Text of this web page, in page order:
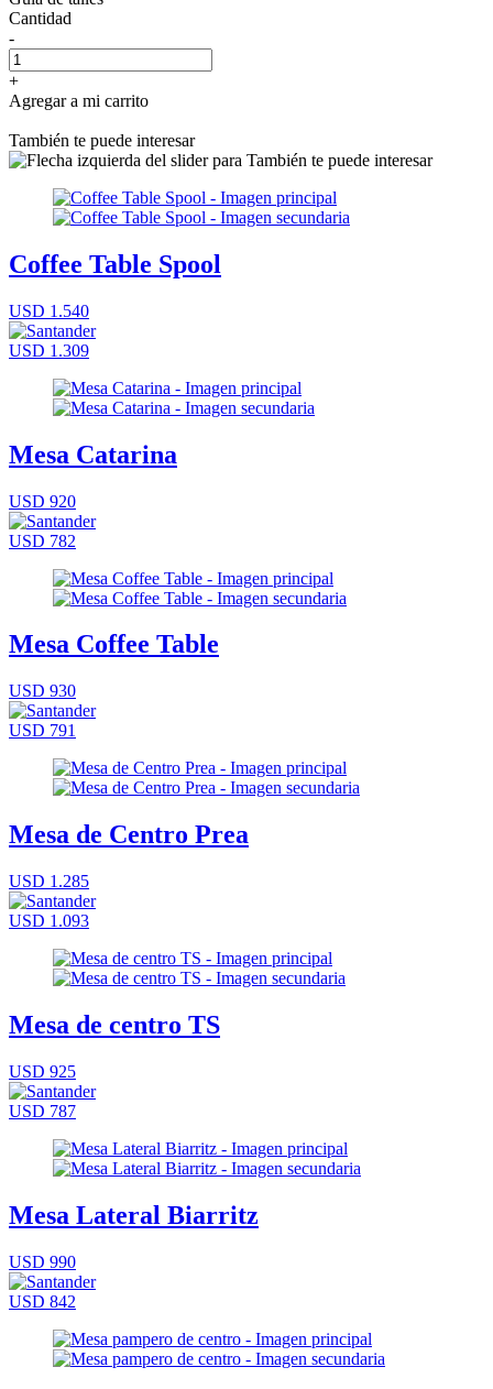
Cantidad
-
+
Agregar a mi carrito
También te puede interesar
Coffee Table Spool
USD 1.540
USD 1.309
Mesa Catarina
USD 920
USD 782
Mesa Coffee Table
USD 930
USD 791
Mesa de Centro Prea
USD 1.285
USD 1.093
Mesa de centro TS
USD 925
USD 787
Mesa Lateral Biarritz
USD 990
USD 842